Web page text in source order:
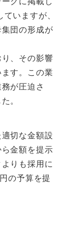
いますが、
団の形成が
、その影響
す。この業
が圧迫さ
。
切な金額設
金額を提示
りも採用に
の予算を提